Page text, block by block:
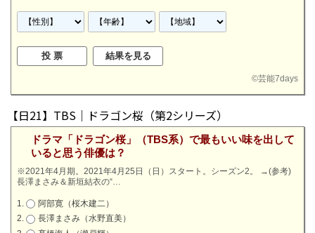
©芸能7days
【日21】TBS｜ドラゴン桜（第2シリーズ）
ドラマ「ドラゴン桜」（TBS系）で最もいい味を出して
いると思う俳優は？
※2021年4月期。2021年4月25日（日）スタート。シーズン2。 →(参考)
長澤まさみ＆新垣結衣の“…
阿部寛（桜木建二）
長澤まさみ（水野直美）